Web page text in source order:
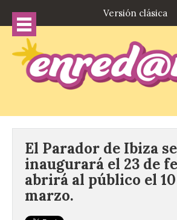
Versión clásica
El Parador de Ibiza se
inaugurará el 23 de
abrirá al público el
marzo.